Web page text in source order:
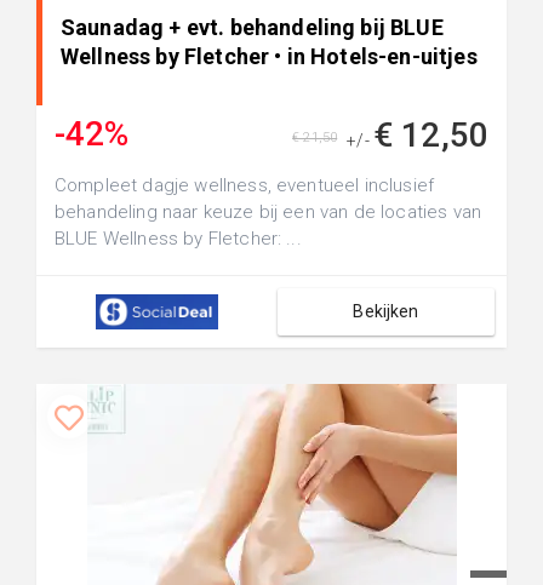
Saunadag + evt. behandeling bij BLUE
Wellness by Fletcher • in Hotels-en-uitjes
-42% +/- € 12,50
€ 21,50
Compleet dagje wellness, eventueel inclusief
behandeling naar keuze bij een van de locaties van
BLUE Wellness by Fletcher: ...
Bekijken